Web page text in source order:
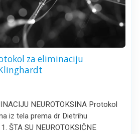
za eliminaciju
NEUROTOKSINA Protokol
iz tela prema dr Dietrihu
ŠTA SU NEUROTOKSIČNE